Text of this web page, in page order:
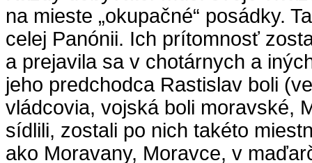
na mieste „okupačné“ posádky.
celej Panónii. Ich prítomnosť
a prejavila sa v chotárnych a
jeho predchodca Rastislav boli
vládcovia, vojská boli moravské,
sídlili, zostali po nich takéto
ako Moravany, Moravce, v